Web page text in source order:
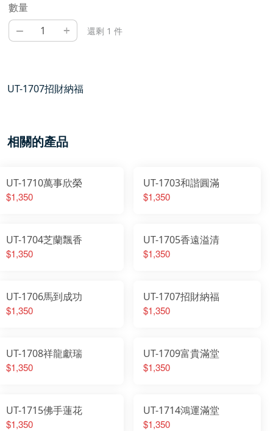
數量
– + 還剩 1 件
UT-1707招財納福
相關的產品
UT-1710萬事欣榮
$1,350
UT-1703和諧圓滿
$1,350
UT-1704芝蘭飄香
$1,350
UT-1705香遠溢清
$1,350
UT-1706馬到成功
$1,350
UT-1707招財納福
$1,350
UT-1708祥龍獻瑞
$1,350
UT-1709富貴滿堂
$1,350
UT-1715佛手蓮花
$1,350
UT-1714鴻運滿堂
$1,350